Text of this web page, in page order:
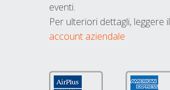
eventi.
Per ulteriori dettagli, leggere il
account aziendale